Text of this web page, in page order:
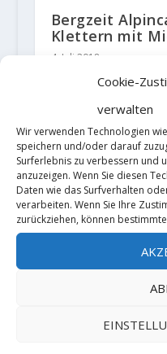
Cookie-
verwalten
Wir verwenden Technologien
speichern und/oder darauf
Surferlebnis zu verbessern und
anzuzeigen. Wenn Sie diesen
Daten wie das Surfverhalten
verarbeiten. Wenn Sie Ihre
zurückziehen, können
Bergzeit
Klettern mit
4. Juli 2018
und Salewa
Drei Zinnen